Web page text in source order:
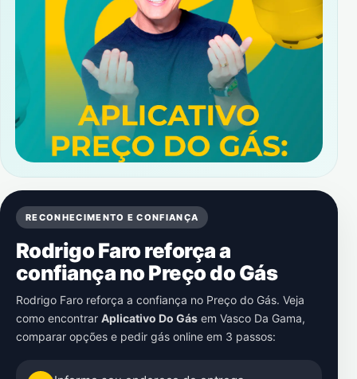
RECONHECIMENTO E CONFIANÇA
Rodrigo Faro reforça a
confiança no Preço do Gás
Rodrigo Faro reforça a confiança no Preço do Gás. Veja
como encontrar Aplicativo Do Gás em Vasco Da Gama,
comparar opções e pedir gás online em 3 passos: